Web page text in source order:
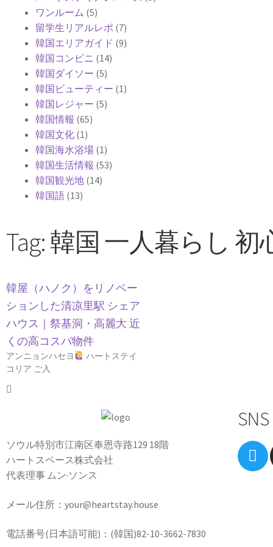
ワンルーム (5)
留学生リアルレポ (7)
韓国エリアガイド (9)
韓国コンビニ (14)
韓国ダイソー (5)
韓国ビューティー (1)
韓国レジャー (5)
韓国情報 (65)
韓国文化 (1)
韓国海水浴場 (1)
韓国生活情報 (53)
韓国観光地 (14)
韓国語 (13)
Tag: 韓国 一人暮らし 初
韓屋（ハノク）をリノベー
ションした清凉里駅 シェア
ハウス｜祭基洞・高麗大 近
くの高コスパ物件
アンニョンハセヨ
ハートステイ
コリア ご入
ソウル特別市江南区奉恩寺路129 18階
ハートスペース株式会社
代表理事 ムン·ソンス
メール住所：your@heartstay.house
電話番号(日本語可能)：(韓国)82-10-3662-7830
SNS